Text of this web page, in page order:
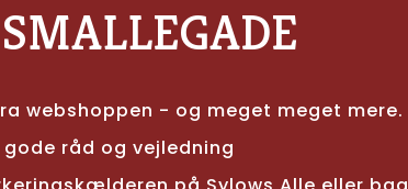
webshoppen - og meget meget mere.
råd og vejledning